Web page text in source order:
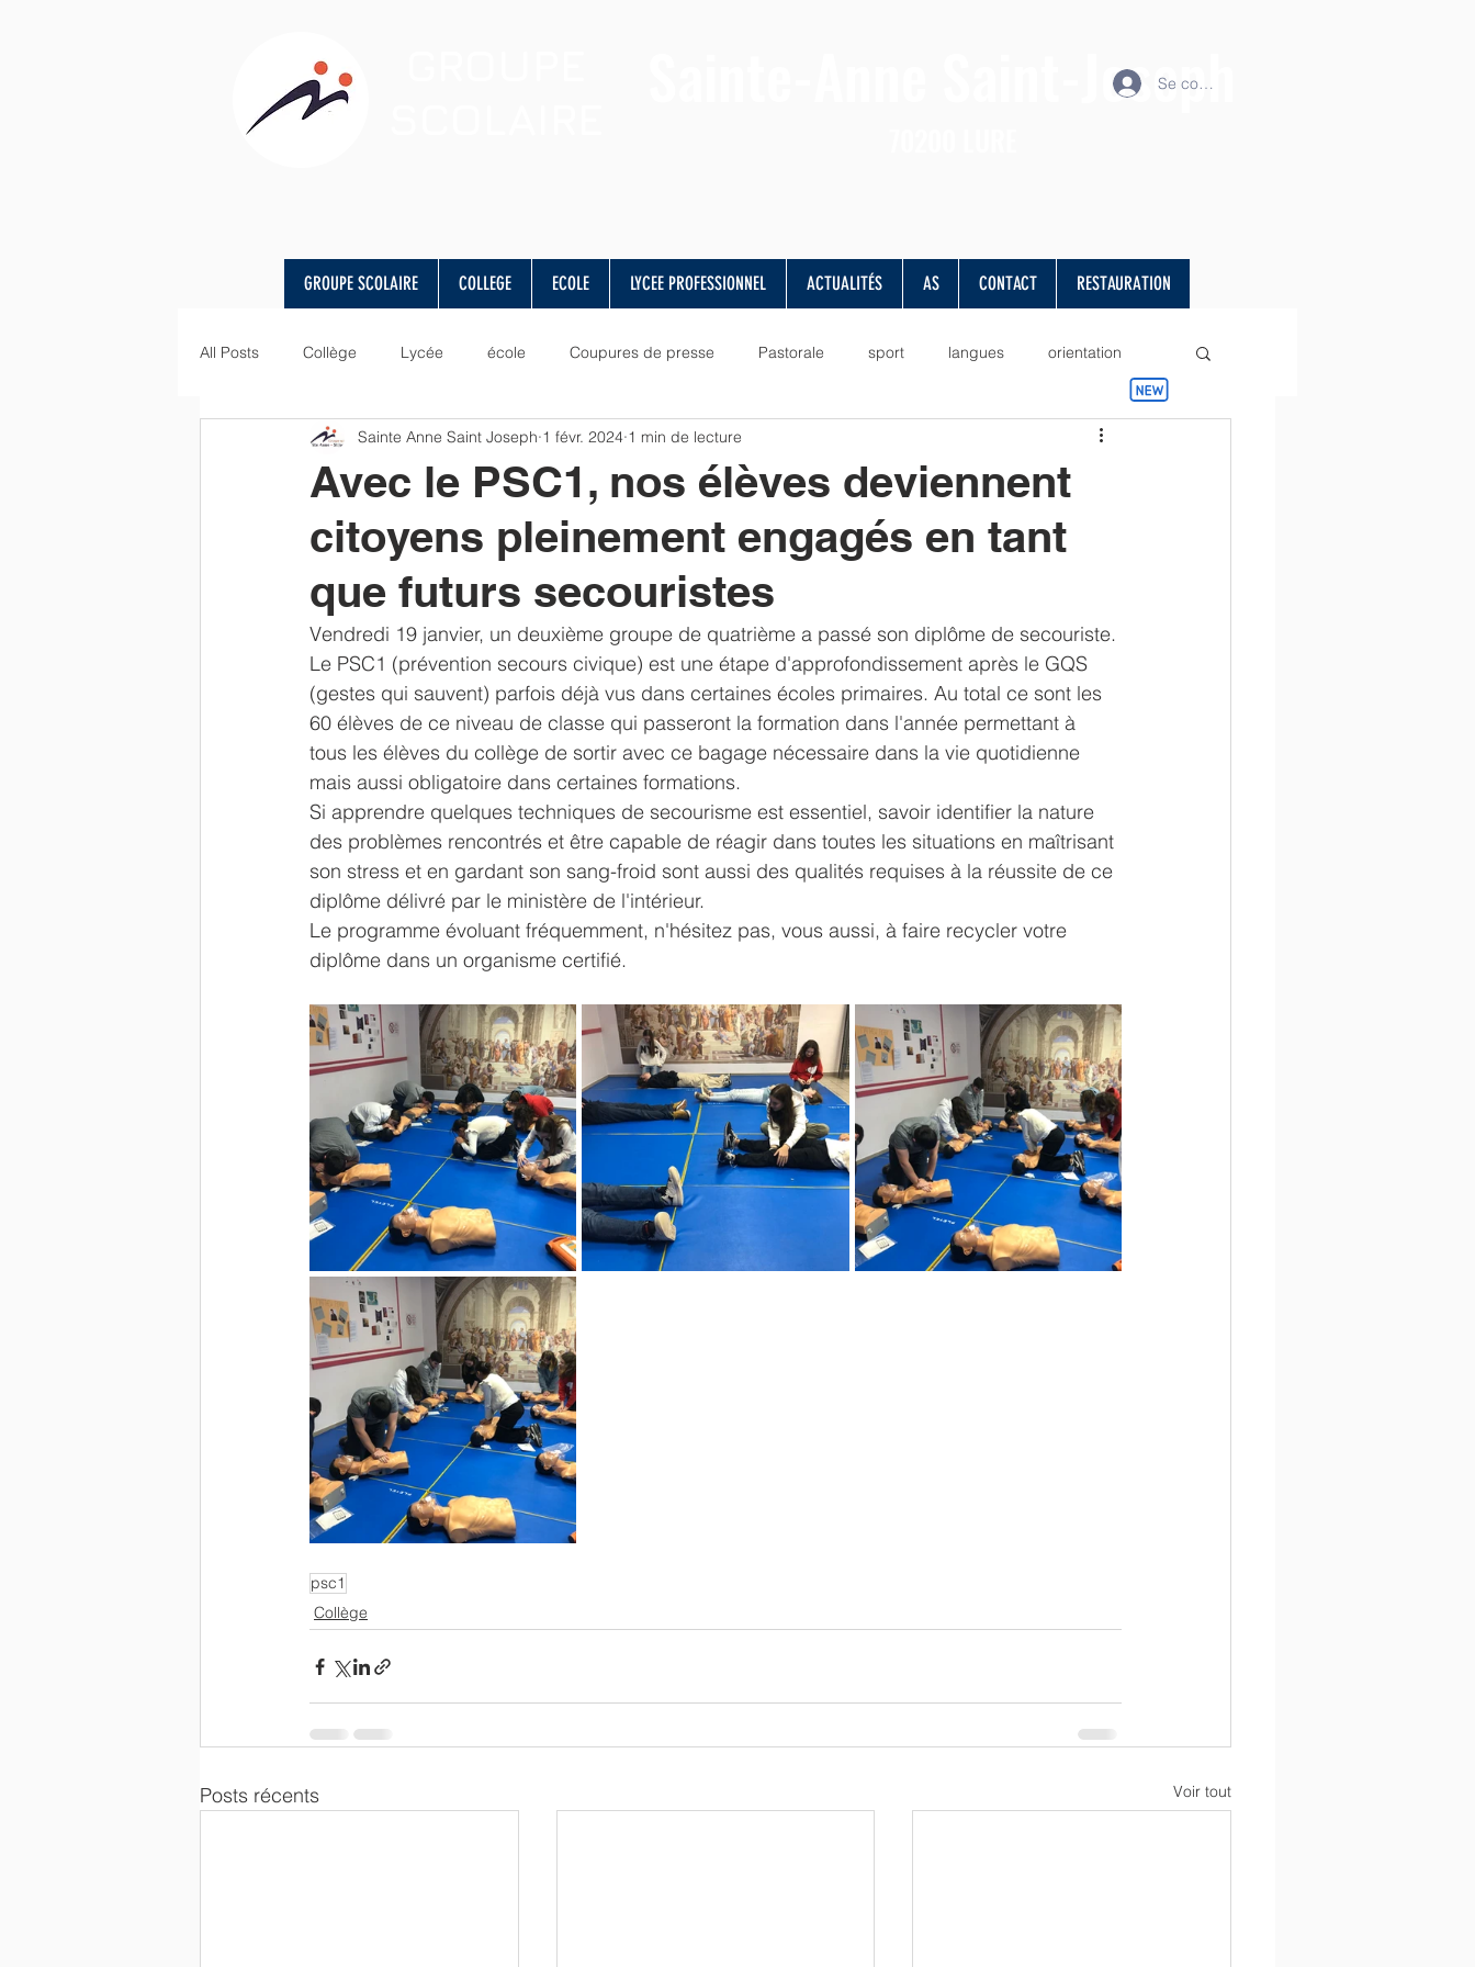
Saint-Joseph
Se connecter
All Posts Collège Lycée école Coupures de presse Pastorale sport langues orientation
Art langues lettres valeurs vie scolaire Sciences
Newsletter parents Résultats Voyage solidarité liens sorties examen administratif
Avec le PSC1, nos élèves deviennent
citoyens pleinement engagés en tant
que futurs secouristes
Sainte Anne Saint Joseph 1 févr. 2024 1 min de lecture
Vendredi 19 janvier, un deuxième groupe de quatrième a passé son diplôme de secouriste.
Le PSC1 (prévention secours civique) est une étape d'approfondissement après le GQS
(gestes qui sauvent) parfois déjà vus dans certaines écoles primaires. Au total ce sont les
60 élèves de ce niveau de classe qui passeront la formation dans l'année permettant à
tous les élèves du collège de sortir avec ce bagage nécessaire dans la vie quotidienne
mais aussi obligatoire dans certaines formations.
Si apprendre quelques techniques de secourisme est essentiel, savoir identifier la nature
des problèmes rencontrés et être capable de réagir dans toutes les situations en maîtrisant
son stress et en gardant son sang-froid sont aussi des qualités requises à la réussite de ce
diplôme délivré par le ministère de l'intérieur.
Le programme évoluant fréquemment, n'hésitez pas, vous aussi, à faire recycler votre
diplôme dans un organisme certifié.
psc1
Collège
Posts récents Voir tout
GROUPE SCOLAIRE COLLEGE ECOLE LYCEE PROFESSIONNEL ACTUALITÉS AS CONTACT RESTAURATION